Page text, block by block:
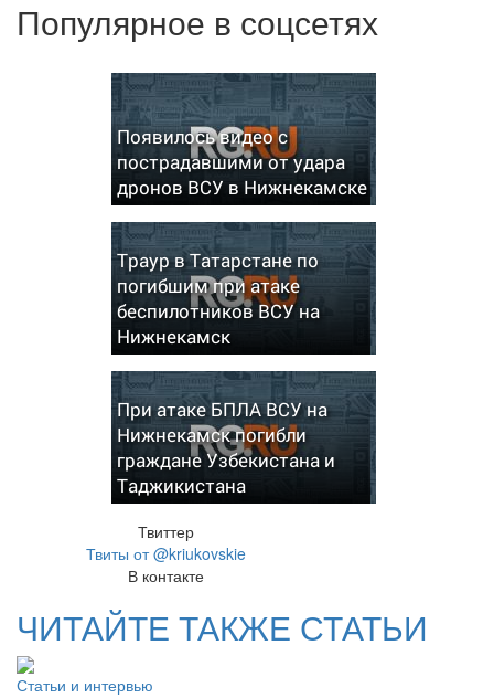
Популярное в соцсетях
Появилось видео с
пострадавшими от удара
дронов ВСУ в Нижнекамске
Траур в Татарстане по
погибшим при атаке
беспилотников ВСУ на
Нижнекамск
При атаке БПЛА ВСУ на
Нижнекамск погибли
граждане Узбекистана и
Таджикистана
Твиттер
Твиты от @kriukovskie
В контакте
ЧИТАЙТЕ ТАКЖЕ СТАТЬИ
Статьи и интервью